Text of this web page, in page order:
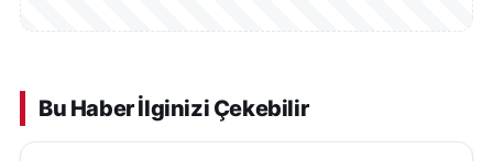
Bu Haber İlginizi Çekebilir